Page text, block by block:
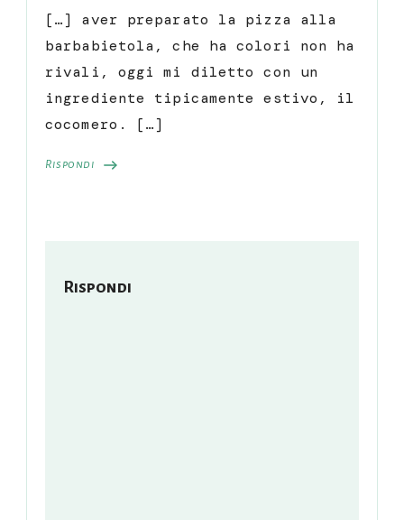
Rispondi
[…] aver preparato la pizza alla
barbabietola, che ha colori non ha
rivali, oggi mi diletto con un
ingrediente tipicamente estivo, il
cocomero. […]
Rispondi